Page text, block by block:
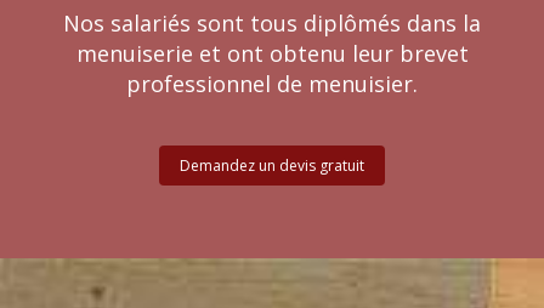
Nos salariés sont tous diplômés dans la
menuiserie et ont obtenu leur brevet
professionnel de menuisier.
Demandez un devis gratuit